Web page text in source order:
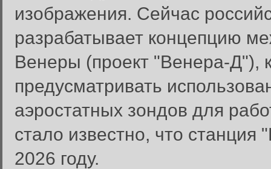
изображения. Сейчас
разрабатывает концепцию
Венеры (проект "Венера-Д"),
предусматривать
аэростатных зондов для
стало известно, что
2026 году.
Забыли пароль?
Введите свое имя
Инструкция по сбросу
введенному адресу.
Сбросить пароль